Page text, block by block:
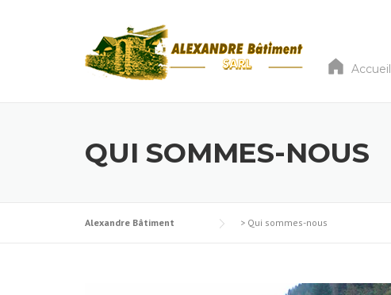
Accueil
QUI SOMMES-NOUS
Alexandre Bâtiment > Qui sommes-nous